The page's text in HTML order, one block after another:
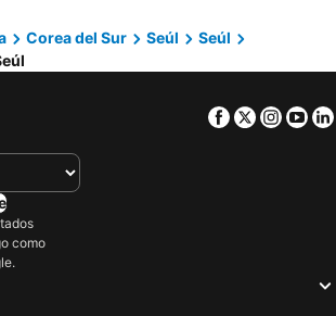
Courtyard by Marriott Seoul Myeongdong
Myeongdong
Hotel Migliore Seoul
Mapo
Insadong
Arirang Hill Hotel Dongdaemun
City Hall
By Ihg
Corea del Sur Seúl
Seúl
Facebook
Twitter
como